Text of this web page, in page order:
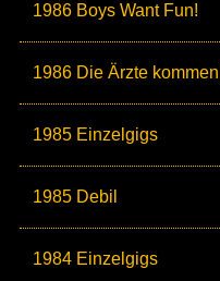
1986 Boys Want Fun!
1986 Die Ärzte
1985 Einzelgigs
1985 Debil
1984 Einzelgigs